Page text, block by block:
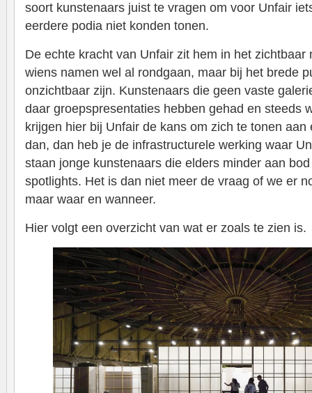
soort kunstenaars juist te vragen om voor Unfair
eerdere podia niet konden tonen.
De echte kracht van Unfair zit hem in het zichtbaar
wiens namen wel al rondgaan, maar bij het brede
onzichtbaar zijn. Kunstenaars die geen vaste
daar groepspresentaties hebben gehad en steeds
krijgen hier bij Unfair de kans om zich te tonen
dan, dan heb je de infrastructurele werking waar
staan jonge kunstenaars die elders minder aan
spotlights. Het is dan niet meer de vraag of we er
maar waar en wanneer.
Hier volgt een overzicht van wat er zoals te zien is.